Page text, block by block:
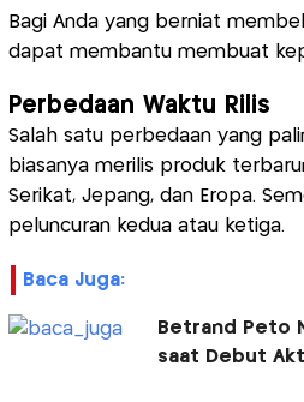
Bagi Anda yang berniat
dapat membantu membuat
Perbedaan Waktu Rilis
Salah satu perbedaan yang
biasanya merilis produk
Serikat, Jepang, dan Eropa.
peluncuran kedua atau ketiga.
Baca Juga:
Betrand Peto
saat Debut